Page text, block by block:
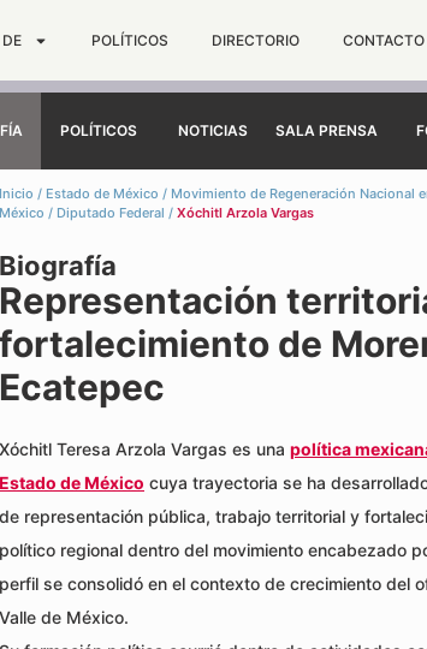
POLÍTICOS DIRECTORIO CONTACTO
POLÍTICOS NOTICIAS SALA PRENSA
Inicio / Estado de México / Movimiento de Regeneración Nacional
México / Diputado Federal / Xóchitl Arzola Vargas
Biografía
Representación
fortalecimiento de
Ecatepec
Xóchitl Teresa Arzola Vargas es una política
Estado de México cuya trayectoria se ha
de representación pública, trabajo territorial y
político regional dentro del movimiento encabezado
perfil se consolidó en el contexto de crecimiento del
Valle de México.